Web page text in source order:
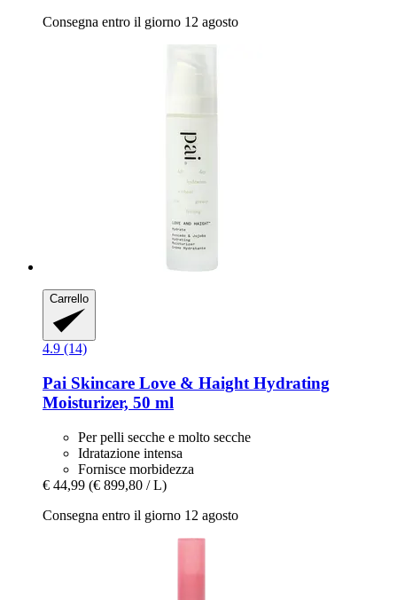
Consegna entro il giorno 12 agosto
Carrello
4.9 (14)
Pai Skincare Love & Haight Hydrating
Moisturizer, 50 ml
Per pelli secche e molto secche
Idratazione intensa
Fornisce morbidezza
€ 44,99 (€ 899,80 / L)
Consegna entro il giorno 12 agosto